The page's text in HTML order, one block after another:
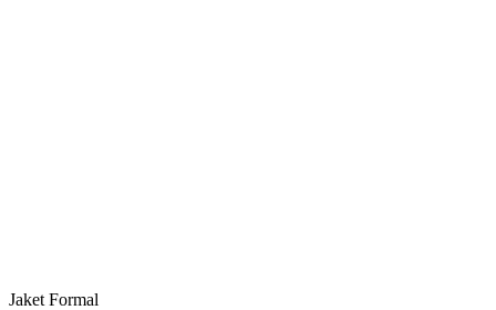
Jaket Formal